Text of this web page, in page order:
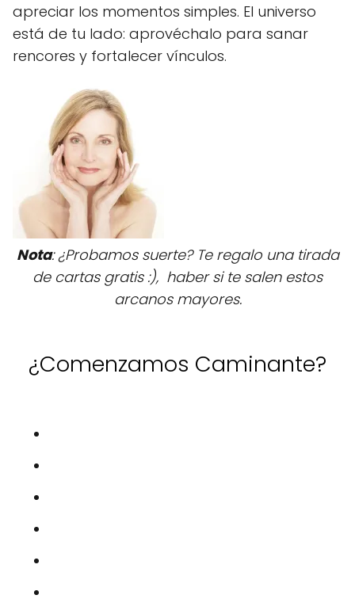
apreciar los momentos simples. El universo
está de tu lado: aprovéchalo para sanar
rencores y fortalecer vínculos.
Nota: ¿Probamos suerte? Te regalo una tirada
de cartas gratis :), haber si te salen estos
arcanos mayores.
¿Comenzamos Caminante?